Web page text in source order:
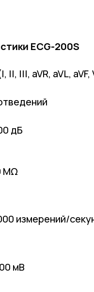
ECG-200S
II, III, aVR, aVL,
дБ
MΩ
измерений/
мВ